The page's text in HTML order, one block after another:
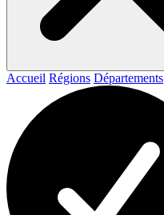
Accueil Régions Départements